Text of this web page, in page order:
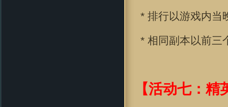
* 排行以游戏内当
* 相同副本以前三
【活动七：